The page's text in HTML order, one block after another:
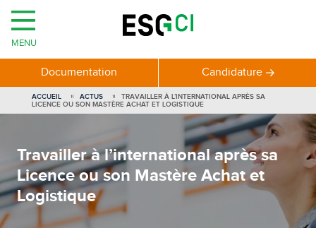
Travailler à l’international après sa
Licence ou son Mastère Achat et
Logistique
ACCUEIL ACTUS
TRAVAILLER À L’INTERNATIONAL APRÈS SA
LICENCE OU SON MASTÈRE ACHAT ET LOGISTIQUE
MENU
Documentation Candidature